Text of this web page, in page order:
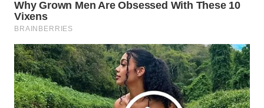
SEMARANG
SOLO
WN
BOROBUDUR